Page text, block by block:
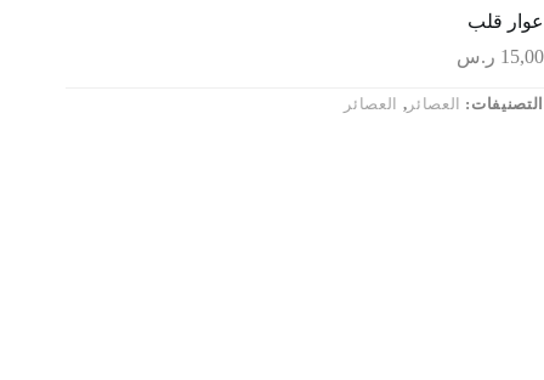
عوار قلب
15,00 ر.س
التصنيفات: العصائر , العصائر